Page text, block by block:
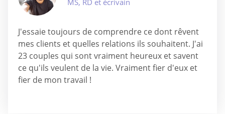
J'essaie toujours de comprendre ce dont rêvent
mes clients et quelles relations ils souhaitent. J'ai
23 couples qui sont vraiment heureux et savent
ce qu'ils veulent de la vie. Vraiment fier d'eux et
fier de mon travail !